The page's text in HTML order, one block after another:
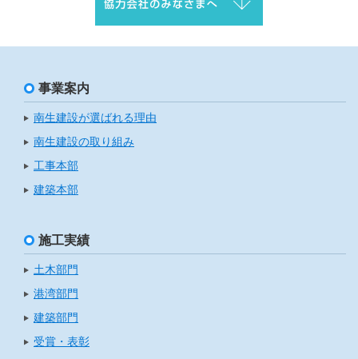
事業案内
南生建設が選ばれる理由
南生建設の取り組み
工事本部
建築本部
施工実績
土木部門
港湾部門
建築部門
受賞・表彰